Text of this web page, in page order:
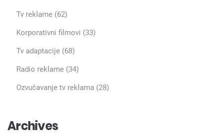
Tv reklame (62)
Korporativni filmovi (33)
Tv adaptacije (68)
Radio reklame (34)
Ozvučavanje tv reklama (28)
Archives